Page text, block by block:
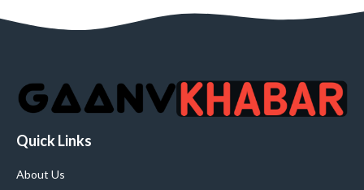
Quick Links
About Us